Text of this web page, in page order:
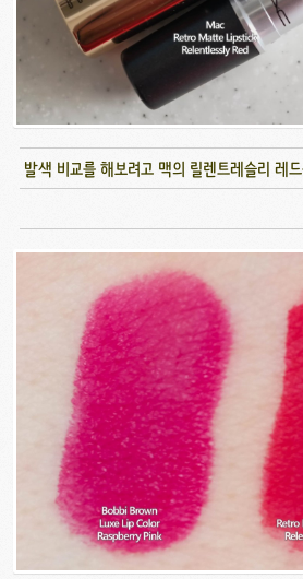
발색 비교를 해보려고 맥의 릴렌트레슬리 레